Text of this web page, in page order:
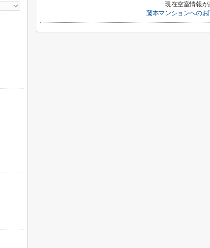
現在空室情報が
藤本マンションへの